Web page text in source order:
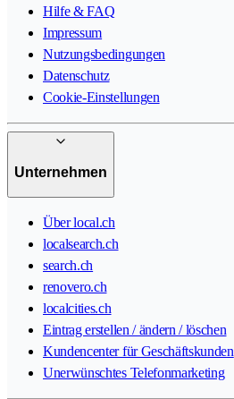
Hilfe & FAQ
Impressum
Nutzungsbedingungen
Datenschutz
Cookie-Einstellungen
Unternehmen
Über local.ch
localsearch.ch
search.ch
renovero.ch
localcities.ch
Eintrag erstellen / ändern / löschen
Kundencenter für Geschäftskunden
Unerwünschtes Telefonmarketing